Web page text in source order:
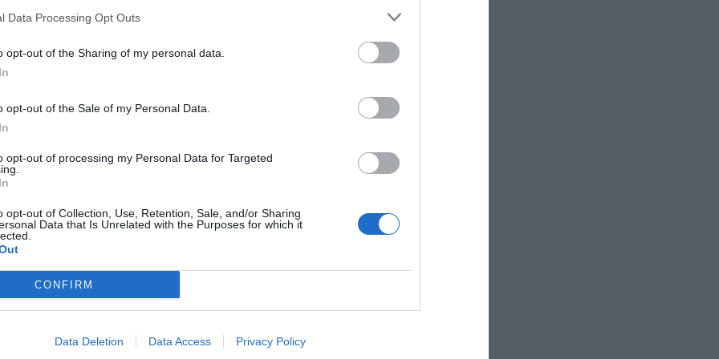
Data Processing Opt Outs
opt-out of the Sharing of my personal data.
opt-out of the Sale of my Personal Data.
opt-out of processing my Personal Data for Targeted
opt-out of Collection, Use, Retention, Sale, and/or Sharing
Data that Is Unrelated with the Purposes for which it
CONFIRM
Data Deletion Data Access Privacy Policy
en la garganta, de 1 a 6 veces al día.
fuente preferida de Google
de actualidad.
online de medicamentos de